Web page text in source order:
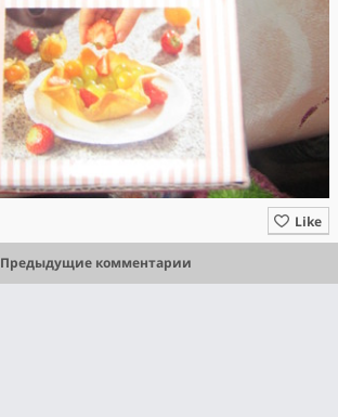
Like
Предыдущие комментарии